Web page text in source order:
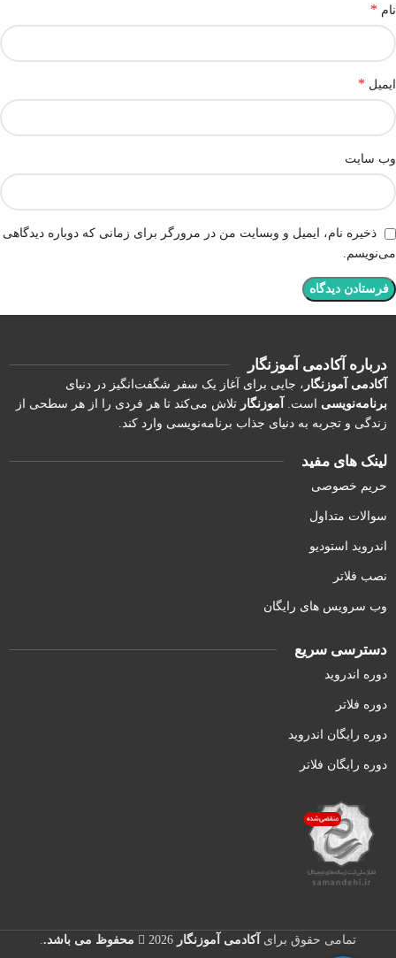
نام *
ایمیل *
وب‌ سایت
ذخیره نام، ایمیل و وبسایت من در مرورگر برای زمانی که دوباره دیدگاهی
می‌نویسم.
درباره آکادمی آموزنگار
آکادمی آموزنگار ، جایی برای آغاز یک سفر شگفت‌انگیز در دنیای
برنامه‌نویسی است. آموزنگار تلاش می‌کند تا هر فردی را از هر سطحی از
زندگی و تجربه به دنیای جذاب برنامه‌نویسی وارد کند.
لینک های مفید
حریم خصوصی
سوالات متداول
اندروید استودیو
نصب فلاتر
وب سرویس های رایگان
دسترسی سریع
دوره اندروید
دوره فلاتر
دوره رایگان اندروید
دوره رایگان فلاتر
تمامی حقوق برای آکادمی آموزنگار 2026 محفوظ می باشد..